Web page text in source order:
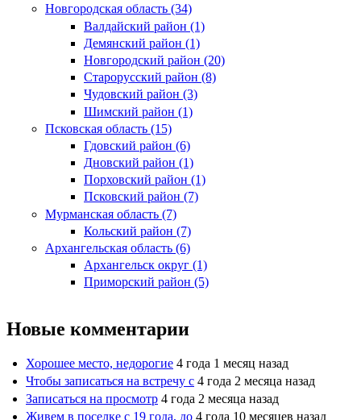
Новгородская область (34)
Валдайский район (1)
Демянский район (1)
Новгородский район (20)
Старорусский район (8)
Чудовский район (3)
Шимский район (1)
Псковская область (15)
Гдовский район (6)
Дновский район (1)
Порховский район (1)
Псковский район (7)
Мурманская область (7)
Кольский район (7)
Архангельская область (6)
Архангельск округ (1)
Приморский район (5)
Новые комментарии
Хорошее место, недорогие 4 года 1 месяц назад
Чтобы записаться на встречу с 4 года 2 месяца назад
Записаться на просмотр 4 года 2 месяца назад
Живем в поселке с 19 года, до 4 года 10 месяцев назад